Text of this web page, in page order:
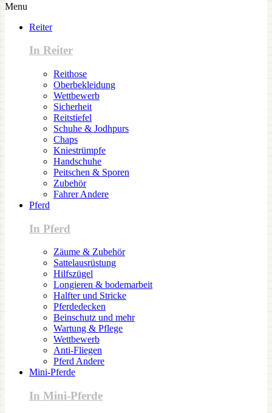
Menu
Reiter
In Reiter
Reithose
Oberbekleidung
Wettbewerb
Sicherheit
Reitstiefel
Schuhe & Jodhpurs
Chaps
Kniestrümpfe
Handschuhe
Peitschen & Sporen
Zubehör
Fahrer Andere
Pferd
In Pferd
Zäume & Zubehör
Sattelausrüstung
Hilfszügel
Longieren & bodemarbeit
Halfter und Stricke
Pferdedecken
Beinschutz und mehr
Wartung & Pflege
Wettbewerb
Anti-Fliegen
Pferd Andere
Mini-Pferde
In Mini-Pferde